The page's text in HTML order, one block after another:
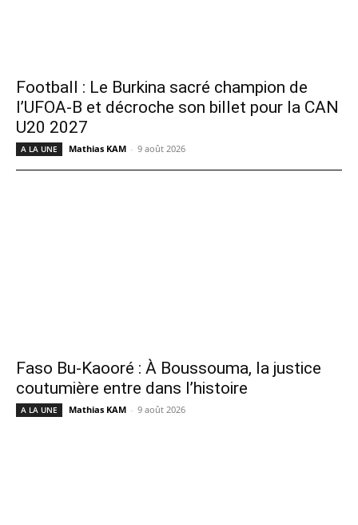
Football : Le Burkina sacré champion de
l’UFOA-B et décroche son billet pour la CAN
U20 2027
A LA UNE Mathias KAM - 9 août 2026
Faso Bu-Kaooré : À Boussouma, la justice
coutumière entre dans l’histoire
A LA UNE Mathias KAM - 9 août 2026